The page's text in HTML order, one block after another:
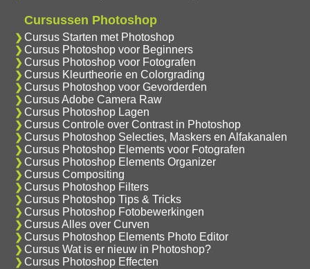
Cursussen Photoshop
Cursus Starten met Photoshop
Cursus Photoshop voor Beginners
Cursus Photoshop voor Fotografen
Cursus Kleurtheorie en Colorgrading
Cursus Photoshop voor Gevorderden
Cursus Adobe Camera Raw
Cursus Photoshop Lagen
Cursus Controle over Contrast in Photoshop
Cursus Photoshop Selecties, Maskers en Alfakanalen
Cursus Photoshop Elements voor Fotografen
Cursus Photoshop Elements Organizer
Cursus Compositing
Cursus Photoshop Filters
Cursus Photoshop Tips & Tricks
Cursus Photoshop Fotobewerkingen
Cursus Alles over Curven
Cursus Photoshop Elements Photo Editor
Cursus Wat is er nieuw in Photoshop?
Cursus Photoshop Effecten